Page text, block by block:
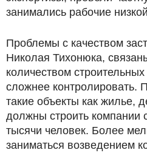
занимались рабочие
Проблемы с качеством
Николая Тихонюка,
количеством
сложнее контролировать.
такие объекты как жилье,
должны строить компании
тысячи человек. Более
заниматься возведением